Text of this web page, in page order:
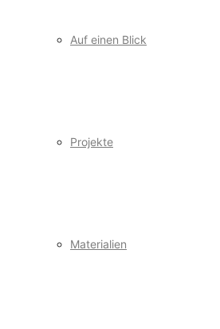
Auf einen Blick
Projekte
Materialien